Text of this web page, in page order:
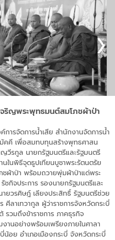
ริญพระพุทธมนต์สมโภชผ้าป่า
รจัดการน้ำเสีย สำนักงานจัดการน้ำ
คคี เพื่อสมทบทุนสร้างพุทธศาสน
วีรกูล นายกรัฐมนตรีและรัฐมนตรี
นในพิธีจุดธูปเทียนบูชาพระรัตนตรัย
ผ้าป่า พร้อมถวายพุ่มผ้าป่าแด่พระ
จประการ รองนายกรัฐมนตรีและ
ยวรศิษฎ์ เลียงประสิทธิ์ รัฐมนตรีช่วย
ศีลาเทวากูล ผู้ว่าราชการจังหวัดกระบี่
รวมถึงข้าราชการ ภาคธุรกิจ
านอย่างพร้อมเพรียงภายในศาลา
อย อำเภอเมืองกระบี่ จังหวัดกระบี่